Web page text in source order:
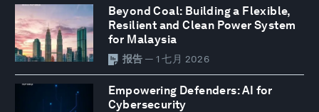
Beyond Coal: Building a Flexible,
Resilient and Clean Power System
for Malaysia
报告 — 1 七月 2026
Empowering Defenders: AI for
Cybersecurity